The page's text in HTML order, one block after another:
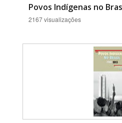
Povos Indígenas no
2167 visualizações